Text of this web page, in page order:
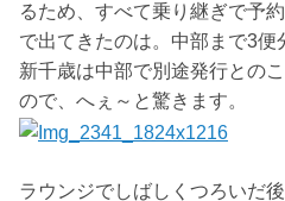
るため、すべて乗り継ぎで予
で出てきたのは。中部まで3便
新千歳は中部で別途発行との
ので、へぇ～と驚きます。
ラウンジでしばしくつろいだ